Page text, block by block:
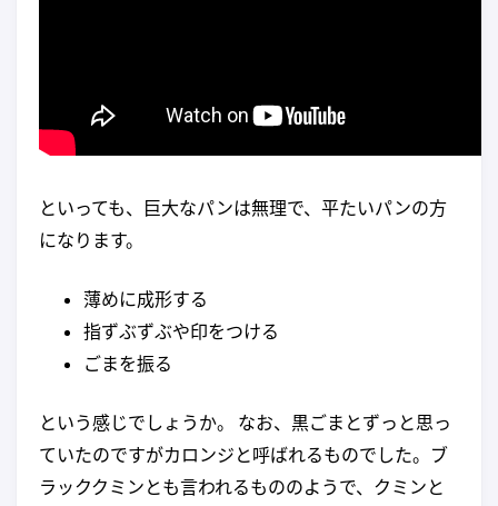
といっても、巨大なパンは無理で、平たいパンの方
になります。
薄めに成形する
指ずぶずぶや印をつける
ごまを振る
という感じでしょうか。 なお、黒ごまとずっと思っ
ていたのですがカロンジと呼ばれるものでした。ブ
ラッククミンとも言われるもののようで、クミンと